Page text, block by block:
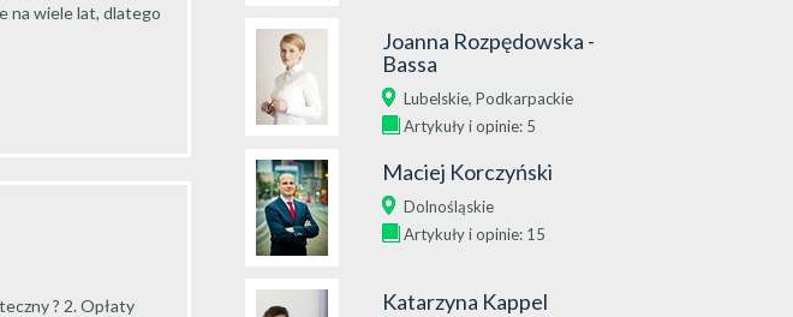
na wiele lat, dlatego
? 2. Opłaty
Joanna Rozpędowska -
Bassa
Lubelskie, Podkarpackie
Artykuły i opinie: 5
Maciej Korczyński
Dolnośląskie
Artykuły i opinie: 15
Katarzyna Kappel